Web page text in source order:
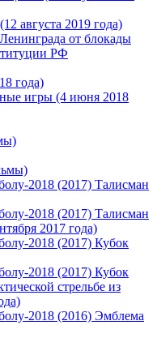
августа 2019 года)
от блокады
РФ
года)
игры (4 июня 2018
2018 (2017) Талисман
2018 (2017) Талисман
2017 года)
2018 (2017) Кубок
2018 (2017) Кубок
стрельбе из
2018 (2016) Эмблема